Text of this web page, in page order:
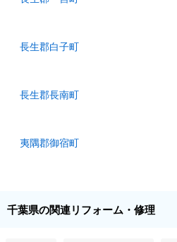
長生郡白子町
長生郡長南町
夷隅郡御宿町
千葉県の関連リフォーム・修理